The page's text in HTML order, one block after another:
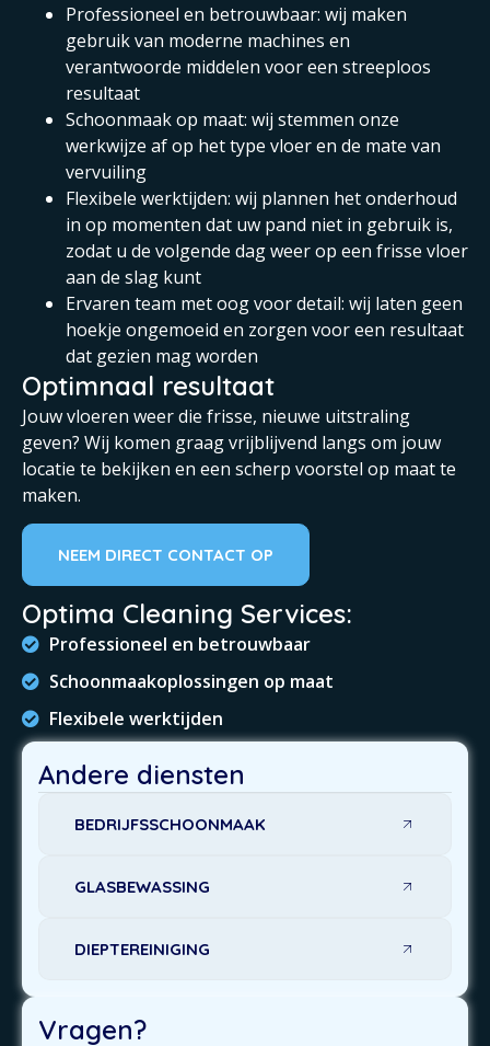
Professioneel en betrouwbaar: wij maken
gebruik van moderne machines en
verantwoorde middelen voor een streeploos
resultaat
Schoonmaak op maat: wij stemmen onze
werkwijze af op het type vloer en de mate van
vervuiling
Flexibele werktijden: wij plannen het onderhoud
in op momenten dat uw pand niet in gebruik is,
zodat u de volgende dag weer op een frisse vloer
aan de slag kunt
Ervaren team met oog voor detail: wij laten geen
hoekje ongemoeid en zorgen voor een resultaat
dat gezien mag worden
Optimnaal resultaat
Jouw vloeren weer die frisse, nieuwe uitstraling
geven? Wij komen graag vrijblijvend langs om jouw
locatie te bekijken en een scherp voorstel op maat te
maken.
NEEM DIRECT CONTACT OP
Optima Cleaning Services:
Professioneel en betrouwbaar
Schoonmaakoplossingen op maat
Flexibele werktijden
Andere diensten
BEDRIJFSSCHOONMAAK
GLASBEWASSING
DIEPTEREINIGING
Vragen?